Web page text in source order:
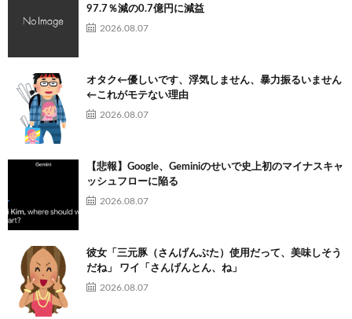
97.7％減の0.7億円に減益
2026.08.07
オタク←優しいです、浮気しません、暴力振るいません
←これがモテない理由
2026.08.07
【悲報】Google、Geminiのせいで史上初のマイナスキャ
ッシュフローに陥る
2026.08.07
彼女「三元豚（さんげんぶた）使用だって、美味しそう
だね」 ワイ「さんげんとん、ね」
2026.08.07